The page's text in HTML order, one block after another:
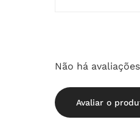
Não há
Avaliar o